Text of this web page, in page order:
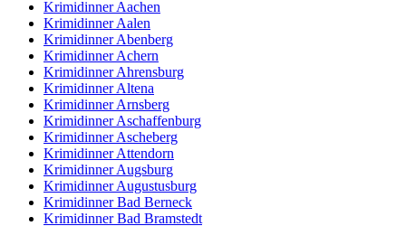
Krimidinner Aachen
Krimidinner Aalen
Krimidinner Abenberg
Krimidinner Achern
Krimidinner Ahrensburg
Krimidinner Altena
Krimidinner Arnsberg
Krimidinner Aschaffenburg
Krimidinner Ascheberg
Krimidinner Attendorn
Krimidinner Augsburg
Krimidinner Augustusburg
Krimidinner Bad Berneck
Krimidinner Bad Bramstedt